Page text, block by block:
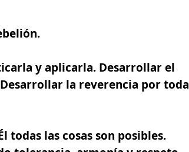
y aplicarla. Desarrollar el
la reverencia por toda
todas las cosas son posibles.